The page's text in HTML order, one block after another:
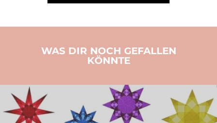
WAS DIR NOCH GEFALLEN
KÖNNTE